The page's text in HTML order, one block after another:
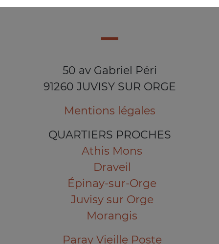
50 av Gabriel Péri
91260 JUVISY SUR ORGE
Mentions légales
QUARTIERS PROCHES
Athis Mons
Draveil
Épinay-sur-Orge
Juvisy sur Orge
Morangis
Paray Vieille Poste